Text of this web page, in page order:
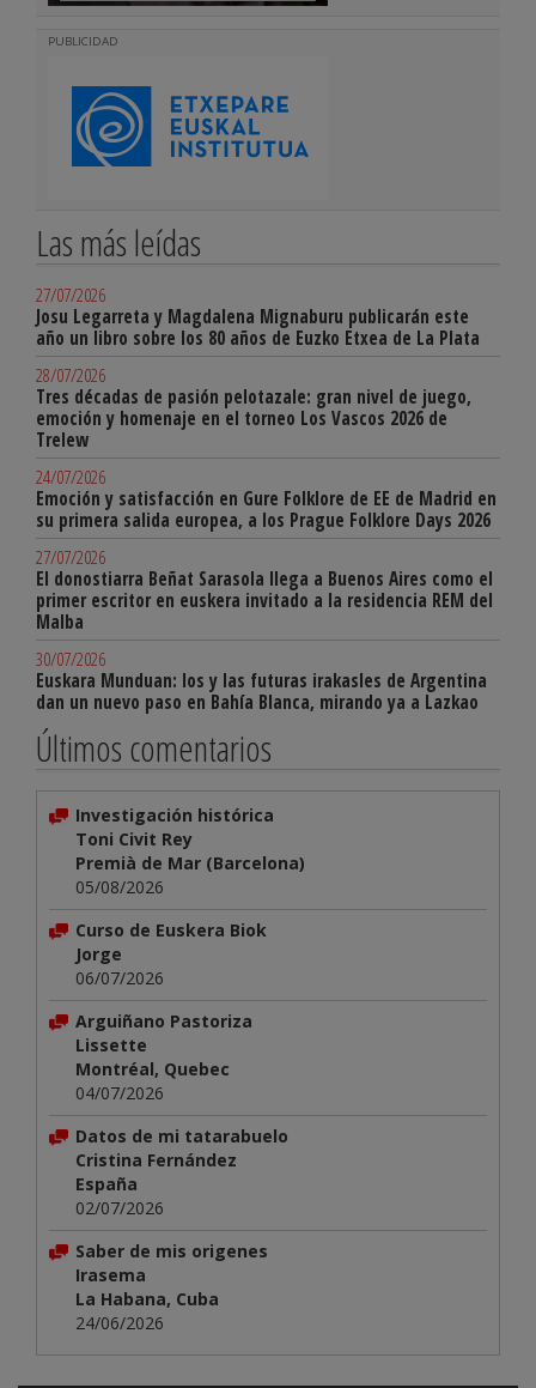
PUBLICIDAD
Las más leídas
27/07/2026
Josu Legarreta y Magdalena Mignaburu publicarán este
año un libro sobre los 80 años de Euzko Etxea de La Plata
28/07/2026
Tres décadas de pasión pelotazale: gran nivel de juego,
emoción y homenaje en el torneo Los Vascos 2026 de
Trelew
24/07/2026
Emoción y satisfacción en Gure Folklore de EE de Madrid en
su primera salida europea, a los Prague Folklore Days 2026
27/07/2026
El donostiarra Beñat Sarasola llega a Buenos Aires como el
primer escritor en euskera invitado a la residencia REM del
Malba
30/07/2026
Euskara Munduan: los y las futuras irakasles de Argentina
dan un nuevo paso en Bahía Blanca, mirando ya a Lazkao
Últimos comentarios
Investigación histórica
Toni Civit Rey
Premià de Mar (Barcelona)
05/08/2026
Curso de Euskera Biok
Jorge
06/07/2026
Arguiñano Pastoriza
Lissette
Montréal, Quebec
04/07/2026
Datos de mi tatarabuelo
Cristina Fernández
España
02/07/2026
Saber de mis origenes
Irasema
La Habana, Cuba
24/06/2026